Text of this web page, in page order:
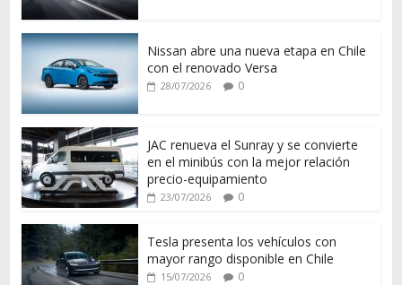
Nissan abre una nueva etapa en Chile
con el renovado Versa
28/07/2026 0
JAC renueva el Sunray y se convierte
en el minibús con la mejor relación
precio-equipamiento
23/07/2026 0
Tesla presenta los vehículos con
mayor rango disponible en Chile
15/07/2026 0